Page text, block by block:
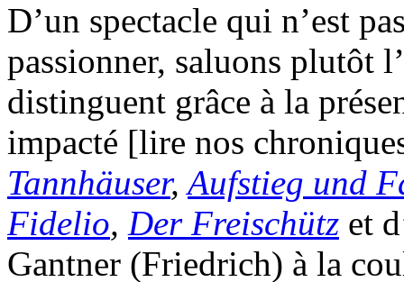
D’un spectacle qui n’est
passionner, saluons plutôt
distinguent grâce à la
impacté [lire nos
Tannhäuser,Aufstieg und
Fidelio, Der Freischütz et
Gantner (Friedrich) à la